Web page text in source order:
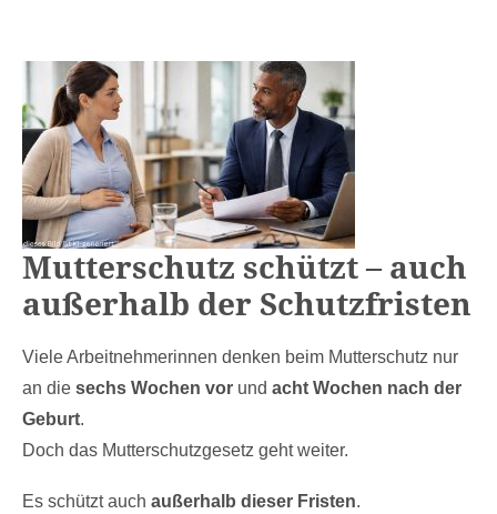
Mutterschutz schützt – auch
außerhalb der Schutzfristen
Viele Arbeitnehmerinnen denken beim Mutterschutz nur
an die sechs Wochen vor und acht Wochen nach der
Geburt.
Doch das Mutterschutzgesetz geht weiter.
Es schützt auch außerhalb dieser Fristen.